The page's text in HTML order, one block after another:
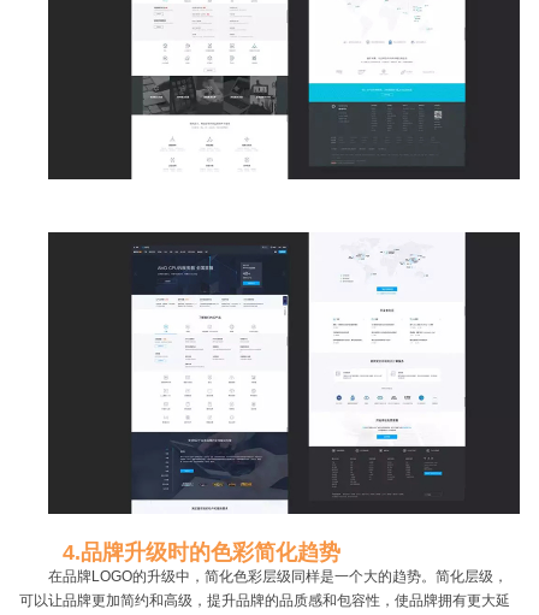
4.品牌升级时的色彩简化趋势
在品牌LOGO的升级中，简化色彩层级同样是一个大的趋势。简化层级，
可以让品牌更加简约和高级，提升品牌的品质感和包容性，使品牌拥有更大延